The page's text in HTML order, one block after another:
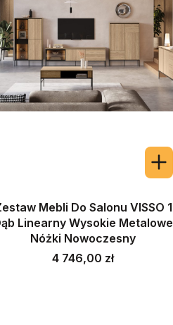
Mebli Do Salonu VISSO 1
Linearny Wysokie Metalowe
Nóżki Nowoczesny
Cena
4 746,00 zł